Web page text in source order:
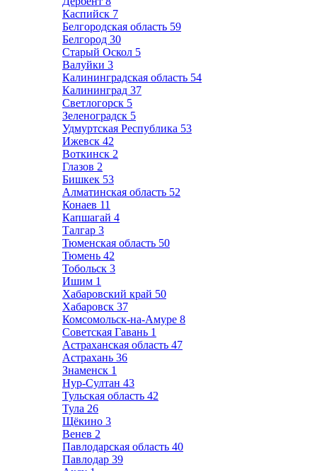
Каспийск 7
Белгородская область 59
Белгород 30
Старый Оскол 5
Валуйки 3
Калининградская область 54
Калининград 37
Светлогорск 5
Зеленоградск 5
Удмуртская Республика 53
Ижевск 42
Воткинск 2
Глазов 2
Бишкек 53
Алматинская область 52
Конаев 11
Капшагай 4
Талгар 3
Тюменская область 50
Тюмень 42
Тобольск 3
Ишим 1
Хабаровский край 50
Хабаровск 37
Комсомольск-на-Амуре 8
Советская Гавань 1
Астраханская область 47
Астрахань 36
Знаменск 1
Нур-Султан 43
Тульская область 42
Тула 26
Щёкино 3
Венев 2
Павлодарская область 40
Павлодар 39